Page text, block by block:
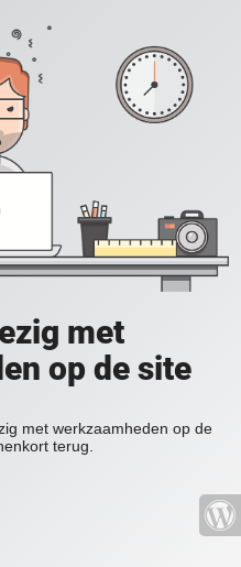
met
op de site
met werkzaamheden op de
terug.